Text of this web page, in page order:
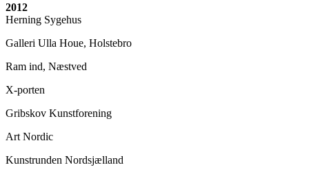
2012
Herning Sygehus
Galleri Ulla Houe, Holstebro
Ram ind, Næstved
X-porten
Gribskov Kunstforening
Art Nordic
Kunstrunden Nordsjælland